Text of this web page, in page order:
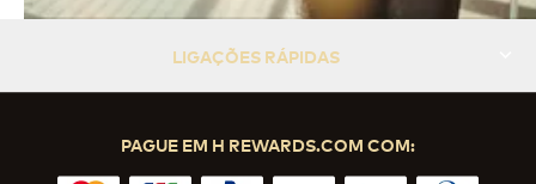
LIGAÇÕES RÁPIDAS
PAGUE EM H REWARDS.COM COM: